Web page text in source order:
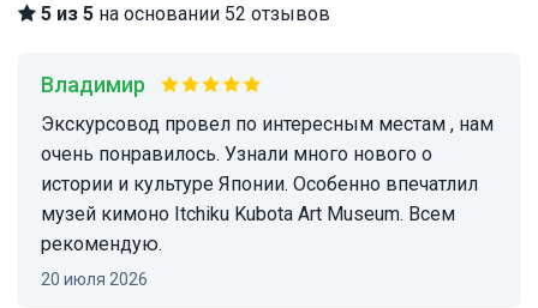
5 из 5 на основании 52 отзывов
Владимир
Экскурсовод провел по интересным местам , нам
очень понравилось. Узнали много нового о
истории и культуре Японии. Особенно впечатлил
музей кимоно Itchiku Kubota Art Museum. Всем
рекомендую.
20 июля 2026